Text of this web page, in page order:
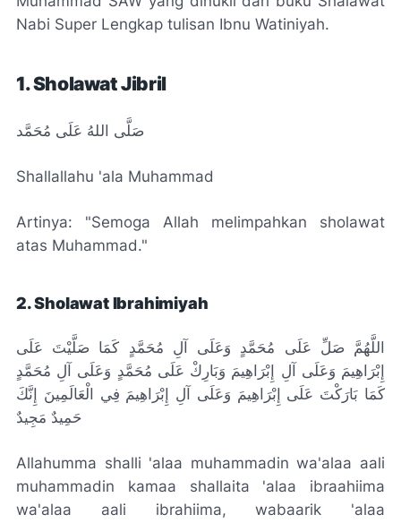
Nabi Super Lengkap tulisan Ibnu Watiniyah.
1. Sholawat Jibril
صَلَّى اللهُ عَلَى مُحَمَّد
Shallallahu 'ala Muhammad
Artinya: "Semoga Allah melimpahkan sholawat
atas Muhammad."
2. Sholawat Ibrahimiyah
اللَّهُمَّ صَلِّ عَلَى مُحَمَّدٍ وَعَلَى آلِ مُحَمَّدٍ كَمَا صَلَّيْتَ عَلَى
إِبْرَاهِيمَ وَعَلَى آلِ إِبْرَاهِيمَ وَبَارِكْ عَلَى مُحَمَّدٍ وَعَلَى آلِ مُحَمَّدٍ
كَمَا بَارَكْتَ عَلَى إِبْرَاهِيمَ وَعَلَى آلِ إِبْرَاهِيمَ فِي الْعَالَمِينَ إِنَّكَ
حَمِيدٌ مَجِيدٌ
Allahumma shalli 'alaa muhammadin wa'alaa aali
muhammadin kamaa shallaita 'alaa ibraahiima
wa'alaa aali ibrahiima, wabaarik 'alaa